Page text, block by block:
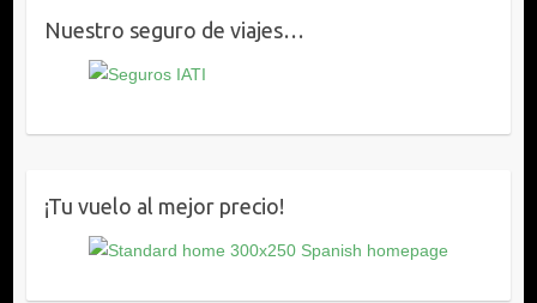
Nuestro seguro de viajes…
¡Tu vuelo al mejor precio!